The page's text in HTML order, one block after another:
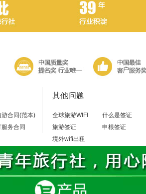
游合同(范本)
务合同
其他问题
全球旅游WIFI
什么是签证
旅游签证
申根签证
境外wifi出租